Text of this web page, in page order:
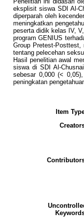
eksplisit siswa SDI Al-
diperparah oleh
meningkatkan
peserta didik kelas IV,
program GENIUS
Group Pretest-Posttest,
tentang pelecehan
Hasil penelitian awal
siswa di SDI Al-
sebesar 0,000 (<
peningkatan
Item